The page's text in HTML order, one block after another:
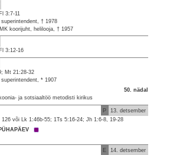
3:7-11
† 1978
koorijuht, helilooja, † 1957
3:12-16
Mt 21:28-32
* 1907
50. nädal
ja sotsiaaltöö metodisti kirikus
P
13. detsember
või Lk 1:46b-55; 1Ts 5:16-24; Jh 1:6-8, 19-28
E
14. detsember